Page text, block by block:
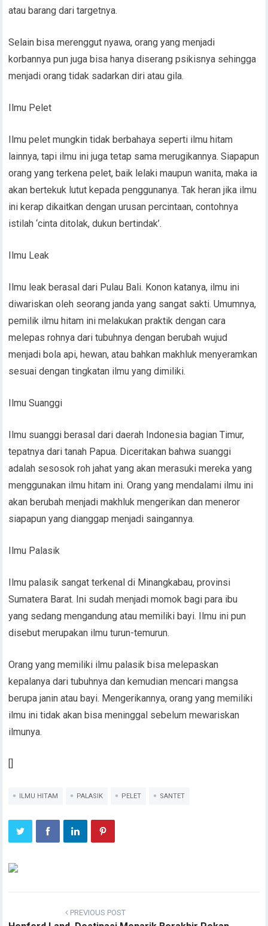
atau barang dari targetnya.
Selain bisa merenggut nyawa, orang yang menjadi
korbannya pun juga bisa hanya diserang psikisnya sehingga
menjadi orang tidak sadarkan diri atau gila.
Ilmu Pelet
Ilmu pelet mungkin tidak berbahaya seperti ilmu hitam
lainnya, tapi ilmu ini juga tetap sama merugikannya. Siapapun
orang yang terkena pelet, baik lelaki maupun wanita, maka ia
akan bertekuk lutut kepada penggunanya. Tak heran jika ilmu
ini kerap dikaitkan dengan urusan percintaan, contohnya
istilah ‘cinta ditolak, dukun bertindak’.
Ilmu Leak
Ilmu leak berasal dari Pulau Bali. Konon katanya, ilmu ini
diwariskan oleh seorang janda yang sangat sakti. Umumnya,
pemilik ilmu hitam ini melakukan praktik dengan cara
melepas rohnya dari tubuhnya dengan berubah wujud
menjadi bola api, hewan, atau bahkan makhluk menyeramkan
sesuai dengan tingkatan ilmu yang dimiliki.
Ilmu Suanggi
Ilmu suanggi berasal dari daerah Indonesia bagian Timur,
tepatnya dari tanah Papua. Diceritakan bahwa suanggi
adalah sesosok roh jahat yang akan merasuki mereka yang
menggunakan ilmu hitam ini. Orang yang mendalami ilmu ini
akan berubah menjadi makhluk mengerikan dan meneror
siapapun yang dianggap menjadi saingannya.
Ilmu Palasik
Ilmu palasik sangat terkenal di Minangkabau, provinsi
Sumatera Barat. Ini sudah menjadi momok bagi para ibu
yang sedang mengandung atau memiliki bayi. Ilmu ini pun
disebut merupakan ilmu turun-temurun.
Orang yang memiliki ilmu palasik bisa melepaskan
kepalanya dari tubuhnya dan kemudian mencari mangsa
berupa janin atau bayi. Mengerikannya, orang yang memiliki
ilmu ini tidak akan bisa meninggal sebelum mewariskan
ilmunya.
[]
ILMU HITAM PALASIK PELET SANTET
PREVIOUS POST